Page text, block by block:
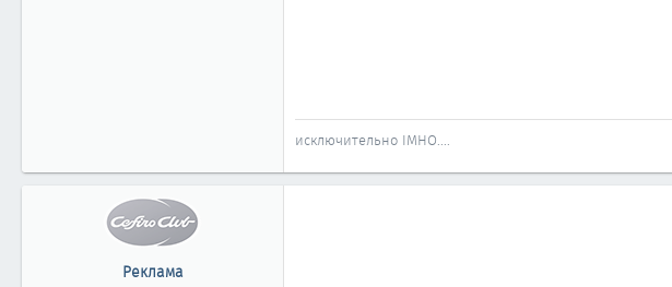
исключительно IMHO....
Реклама